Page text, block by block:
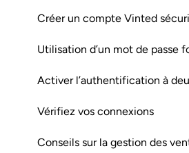
Créer un compte Vinted
Utilisation d’un mot de passe
Activer l’authentification à
Vérifiez vos connexions
Conseils sur la gestion des